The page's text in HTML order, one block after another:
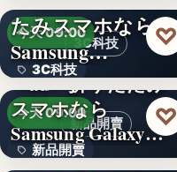
3C科技
今天 09:00
3C科技
文字
たみスマホなら
Samsung…
♡
新品開賣
今天 09:00
新品開賣
＜au＞折りたたみ
スマホなら
Samsung Galaxy…
♡
＜ソフトバンク＞